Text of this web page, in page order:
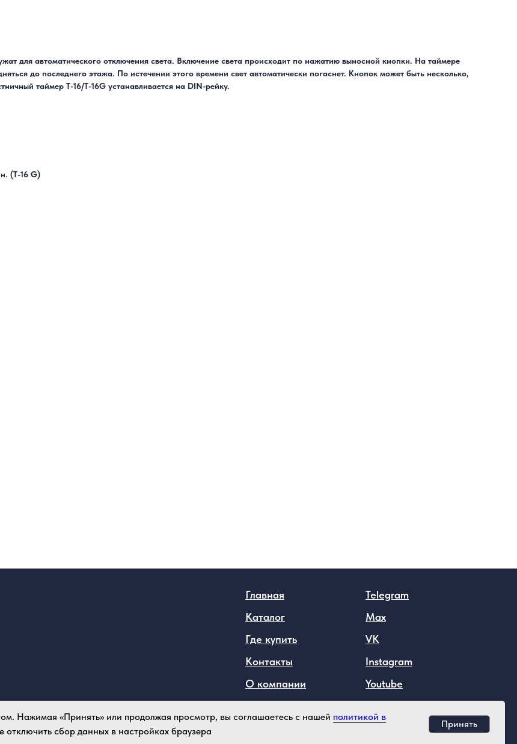
для автоматического отключения света. Включение света происходит по нажатию выносной кнопки. На таймере
до последнего этажа. По истечении этого времени свет автоматически погаснет. Кнопок может быть несколько,
таймер Т-16/T-16G устанавливается на DIN-рейку.
(T-16 G)
Главная
Каталог
Где купить
Контакты
О компании
Telegram
Max
VK
Instagram
Youtube
Нажимая «Принять» или продолжая просмотр, вы соглашаетесь с нашей политикой в
отключить сбор данных в настройках браузера
Принять